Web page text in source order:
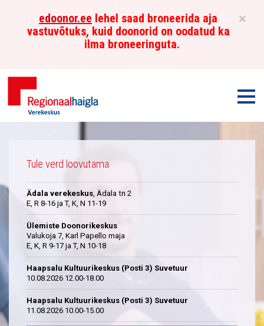
×
edoonor.ee lehel saad broneerida aja
vastuvõtuks, kuid doonorid on oodatud ka
ilma broneeringuta.
Eesti
Regionaalhaigla
Verekeskus
Tule verd loovutama
Ädala verekeskus , Ädala tn 2
E, R 8-16 ja T, K, N 11-19
Ülemiste Doonorikeskus
Valukoja 7, Karl Papello maja
E, K, R 9-17 ja T, N 10-18
Haapsalu Kultuurikeskus (Posti 3) Suvetuur
10.08.2026 12.00-18.00
Haapsalu Kultuurikeskus (Posti 3) Suvetuur
11.08.2026 10.00-15.00